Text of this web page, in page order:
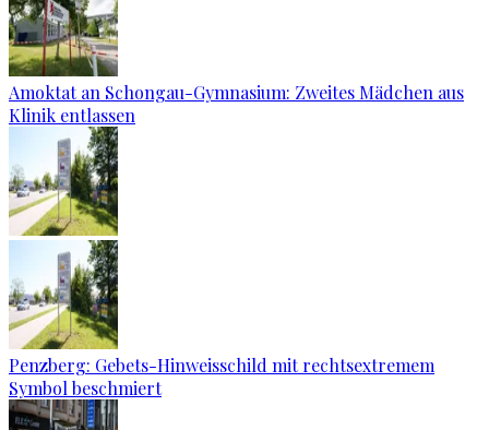
Amoktat an Schongau-Gymnasium: Zweites Mädchen aus
Klinik entlassen
Penzberg: Gebets-Hinweisschild mit rechtsextremem
Symbol beschmiert